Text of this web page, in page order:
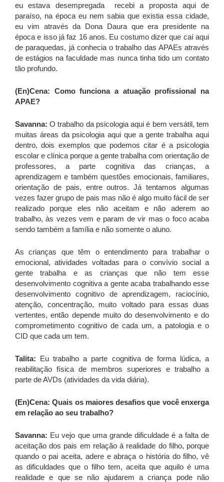
eu estava desempregada recebi a proposta aqui de
paraíso, na época eu nem sabia que existia essa cidade,
eu vim através da Dona Daura que era presidente na
época e isso já faz 16 anos. Eu costumo dizer que caí aqui
de paraquedas, já conhecia o trabalho das APAEs através
de estágios na faculdade mas nunca tinha tido um contato
tão profundo.
(En)Cena: Como funciona a atuação profissional na
APAE?
Savanna: O trabalho da psicologia aqui é bem versátil, tem
muitas áreas da psicologia aqui que a gente trabalha aqui
dentro, dois exemplos que podemos citar é a psicologia
escolar e clínica porque a gente trabalha com orientação de
professores, a parte cognitiva das crianças, a
aprendizagem e também questões emocionais, familiares,
orientação de pais, entre outros. Já tentamos algumas
vezes fazer grupo de pais mas não é algo muito fácil de ser
realizado porque eles não aceitam e não aderem ao
trabalho, às vezes vem e param de vir mas o foco acaba
sendo também a família e não somente o aluno.
As crianças que têm o entendimento para trabalhar o
emocional, atividades voltadas para o convívio social a
gente trabalha e as crianças que não tem esse
desenvolvimento cognitiva a gente acaba trabalhando esse
desenvolvimento cognitivo de aprendizagem, raciocínio,
atenção, concentração, muito voltado para essas duas
vertentes, então depende muito do desenvolvimento e do
comprometimento cognitivo de cada um, a patologia e o
CID que cada um tem.
Talita: Eu trabalho a parte cognitiva de forma lúdica, a
reabilitação física de membros superiores e trabalho a
parte de AVDs (atividades da vida diária).
(En)Cena: Quais os maiores desafios que você enxerga
em relação ao seu trabalho?
Savanna: Eu vejo que uma grande dificuldade é a falta de
aceitação dos pais em relação à realidade do filho, porque
quando o pai aceita, adere e abraça o história do filho, vê
as dificuldades que o filho tem, aceita que aquilo é uma
realidade e que se não ajudarem a criança pode não